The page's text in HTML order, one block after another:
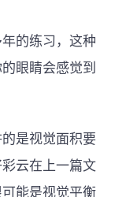
的练习，这种
眼睛会感觉到
是视觉面积要
云在上一篇文
能是视觉平衡